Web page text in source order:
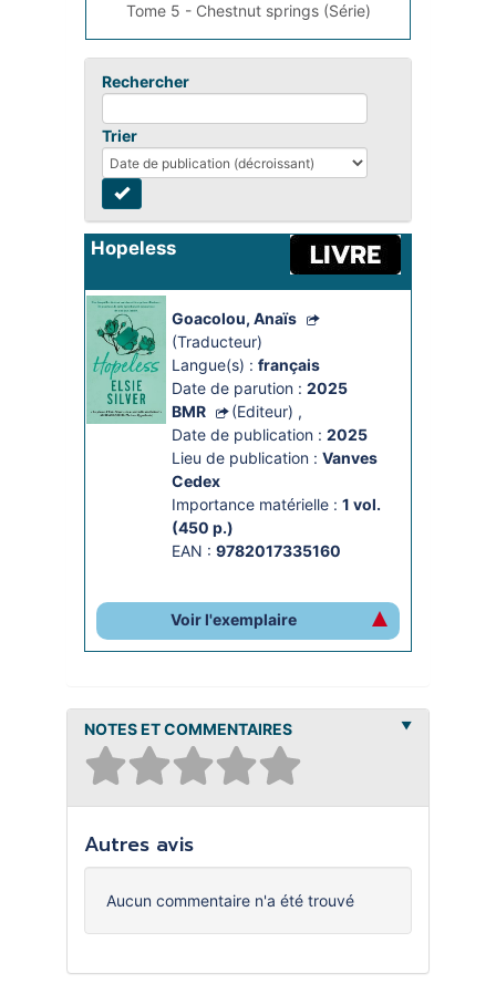
Tome 5 - Chestnut springs (Série)
Rechercher
Trier
Hopeless
Goacolou, Anaïs
(Traducteur)
Langue(s) : français
Date de parution : 2025
BMR
(Editeur) ,
Date de publication : 2025
Lieu de publication : Vanves
Cedex
Importance matérielle : 1 vol.
(450 p.)
EAN : 9782017335160
Voir l'exemplaire
NOTES ET COMMENTAIRES
Autres avis
Aucun commentaire n'a été trouvé